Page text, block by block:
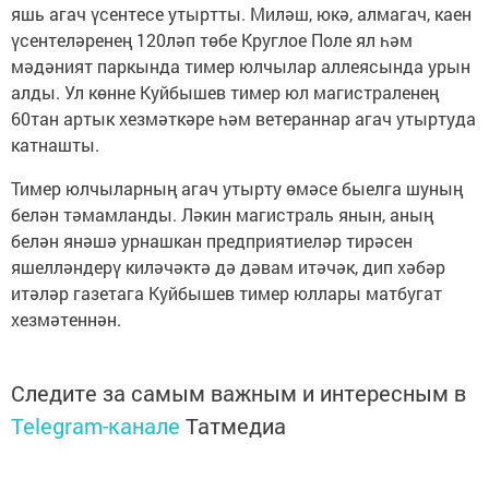
яшь агач үсентесе утыртты. Миләш, юкә, алмагач, каен
үсентеләренең 120ләп төбе Круглое Поле ял һәм
мәдәният паркында тимер юлчылар аллеясында урын
алды. Ул көнне Куйбышев тимер юл магистраленең
60тан артык хезмәткәре һәм ветераннар агач утыртуда
катнашты.
Тимер юлчыларның агач утырту өмәсе быелга шуның
белән тәмамланды. Ләкин магистраль янын, аның
белән янәшә урнашкан предприятиеләр тирәсен
яшелләндерү киләчәктә дә дәвам итәчәк, дип хәбәр
итәләр газетага Куйбышев тимер юллары матбугат
хезмәтеннән.
Следите за самым важным и интересным в
Telegram-канале Татмедиа